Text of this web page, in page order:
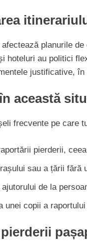
planurile
hoteluri au politici
justificative,
această
frecvente pe care
pierderii,
sau a țării fără
de la
unei copii a